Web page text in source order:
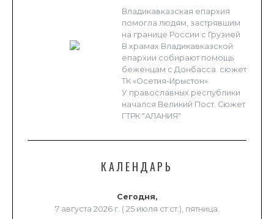
Владикавказская епархия
помогла людям, застрявшим
на границе России с Грузией
В храмах Владикавказской
епархии собирают помощь
беженцам с Донбасса. сюжет
ТК «Осетия-Ирыстон»
У православных республики
начался Великий Пост. Сюжет
ГТРК "АЛАНИЯ"
КАЛЕНДАРЬ
Сегодня,
7 августа 2026 г. ( 25 июля ст.ст.), пятница.